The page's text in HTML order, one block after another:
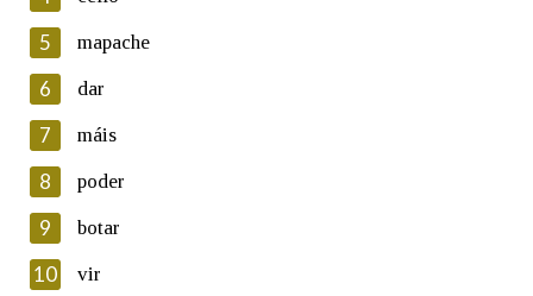
Lin e acepto as condicións da política de
Introduce o código que aparece na imaxe:
Texto de verificación
5 mapache
6 dar
7 máis
8 poder
9 botar
10 vir